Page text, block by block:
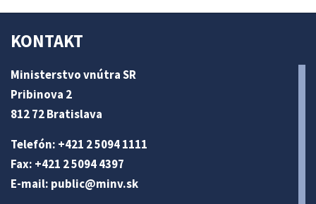
KONTAKT
Ministerstvo vnútra SR
Pribinova 2
812 72 Bratislava
Telefón: +421 2 5094 1111
Fax: +421 2 5094 4397
E-mail: public@minv.sk